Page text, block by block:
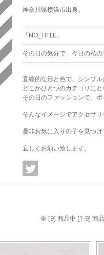
神奈川県横浜市出身。
----------------------------------------
「NO_TITLE」
----------------------------------------
その日の気分で 今日の私の
----------------------------------------
直線的な形と色で、シンプ
どこかひとつのカテゴリにと
その日のファッションで、
そんなイメージでアクセサリ
是非お気に入りの子を見つけ
宜しくお願い致します。
全 [9] 商品中 [1-9] 商